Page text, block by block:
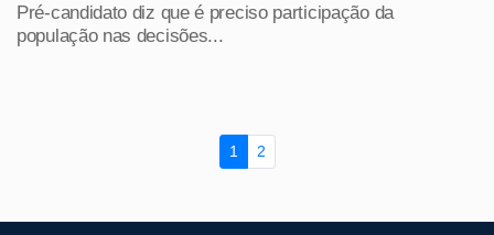
Pré-candidato diz que é preciso participação da
população nas decisões...
1 2